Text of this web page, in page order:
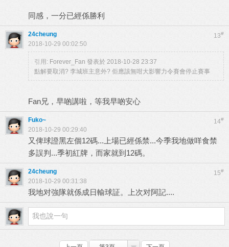
同感，一分已經係勝利
13#
24cheung
2018-10-29 00:02:50
引用: Forever_Fan 發表於 2018-10-28 23:37
點解要取消? 李城班主意外? 佢應該無咁大影響力令賽會停止賽事
Fan兄，早啲講啦，等我早啲安心
14#
Fuko~
2018-10-29 00:29:40
又俾球證黑左個12碼...上場已經係禁...今季我地做咩食禁
多誤判...季初紅牌，而家就到12碼。
15#
24cheung
2018-10-29 00:31:38
我地对強隊就係成日輸球証。上次对阿記....